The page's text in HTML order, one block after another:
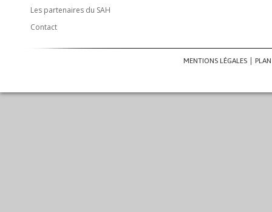
Les partenaires du SAH
Contact
MENTIONS LÉGALES